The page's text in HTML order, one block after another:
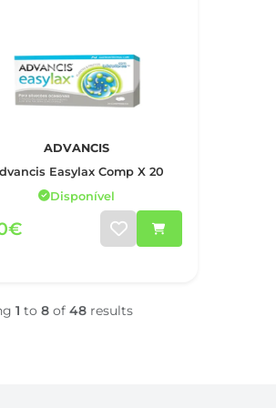
ADVANCIS
Easylax Comp X 20
Disponível
1 to 8 of 48 results